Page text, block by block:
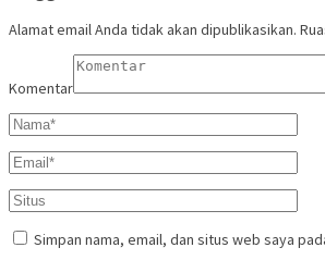
Alamat email Anda tidak akan dipublikasikan.
Komentar
Simpan nama, email, dan situs web saya